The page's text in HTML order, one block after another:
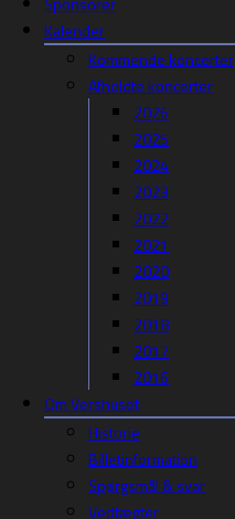
Kalender
Kommende koncerter
Afholdte koncerter
2026
2025
2024
2023
2022
2021
2020
2019
2018
2017
2016
Om Vershuset
Historie
Billetinformation
Spørgsmål & svar
Vedtægter